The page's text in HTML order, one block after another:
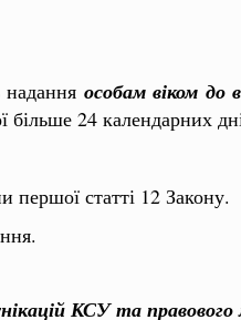
особам віком до
більше 24 календарних
першої статті 12 Закону.
КСУ та